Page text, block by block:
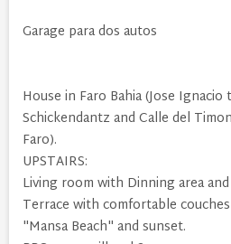
Garage para dos autos
House in Faro Bahia (Jose Ignacio
Schickendantz and Calle del
Faro).
UPSTAIRS:
Living room with Dinning area
Terrace with comfortable
"Mansa Beach" and sunset.